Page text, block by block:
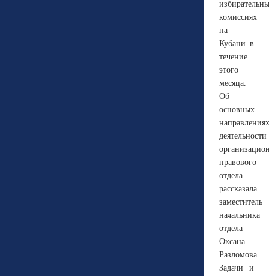
комиссиях
на
Кубани в
течение
этого
месяца.
Об
основных
направлениях
деятельности
правового
отдела
рассказала
заместитель
начальника
отдела
Оксана
Разломова.
Задачи и